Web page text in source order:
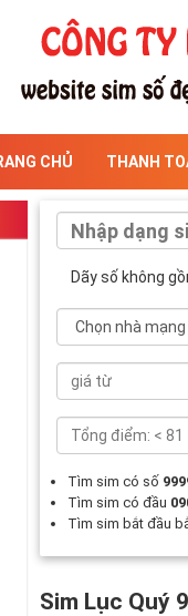
CHỦ THANH
Dãy số không
Tìm sim có số
Tìm sim có đầu
Tìm sim bắt đầu
Sim Lục Quý 9